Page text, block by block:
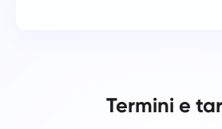
Termini e